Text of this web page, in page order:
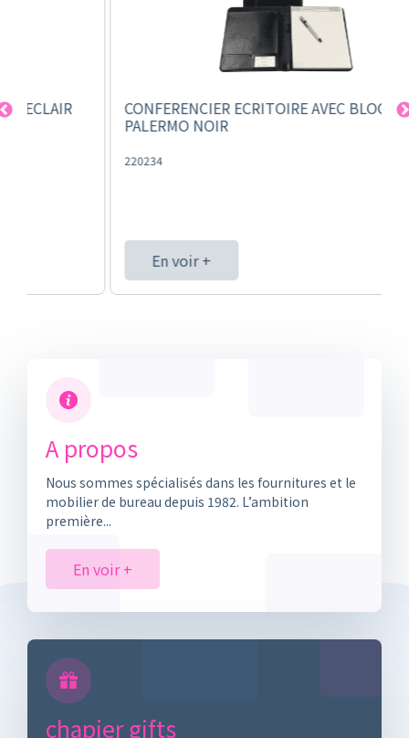
CONFERENCIER ECRITOIRE AVEC BLOC
PALERMO NOIR
A propos
Nous sommes spécialisés dans les fournitures et le
mobilier de bureau depuis 1982. L’ambition
première...
En voir +
chapier gifts